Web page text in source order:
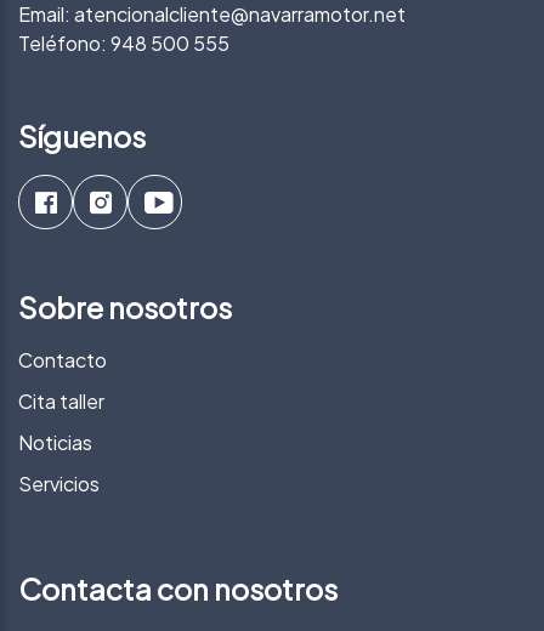
Email: atencionalcliente@navarramotor.net
Teléfono: 948 500 555
Síguenos
Sobre nosotros
Contacto
Cita taller
Noticias
Servicios
Contacta con nosotros